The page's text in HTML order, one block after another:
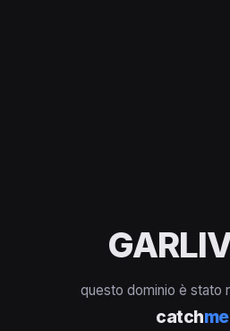
questo dominio è stato
catchme